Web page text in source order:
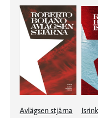
Avlägsen stjärna